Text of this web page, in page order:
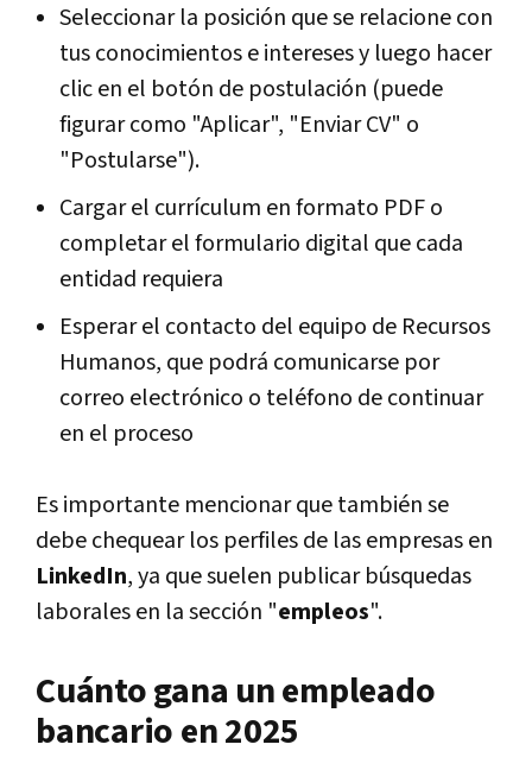
Seleccionar la posición que se relacione con
tus conocimientos e intereses y luego hacer
clic en el botón de postulación (puede
figurar como "Aplicar", "Enviar CV" o
"Postularse").
Cargar el currículum en formato PDF o
completar el formulario digital que cada
entidad requiera
Esperar el contacto del equipo de Recursos
Humanos, que podrá comunicarse por
correo electrónico o teléfono de continuar
en el proceso
Es importante mencionar que también se
debe chequear los perfiles de las empresas en
LinkedIn, ya que suelen publicar búsquedas
laborales en la sección "empleos".
Cuánto gana un empleado
bancario en 2025